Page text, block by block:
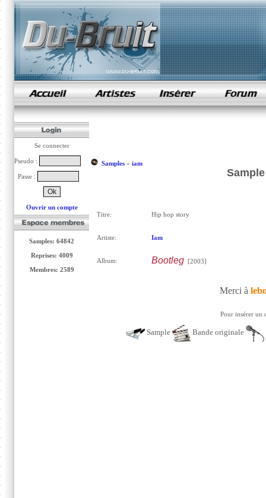
samples de rap
Se connecter
Pseudo :
Passe :
Ouvrir un compte
Samples: 64842
Reprises: 4009
Membres: 2589
Samples» iam
Titre: Hip hop story
Artiste: Iam
Album: Bootleg[2003]
Merci à
Pour insérer un
Sample Bande originale